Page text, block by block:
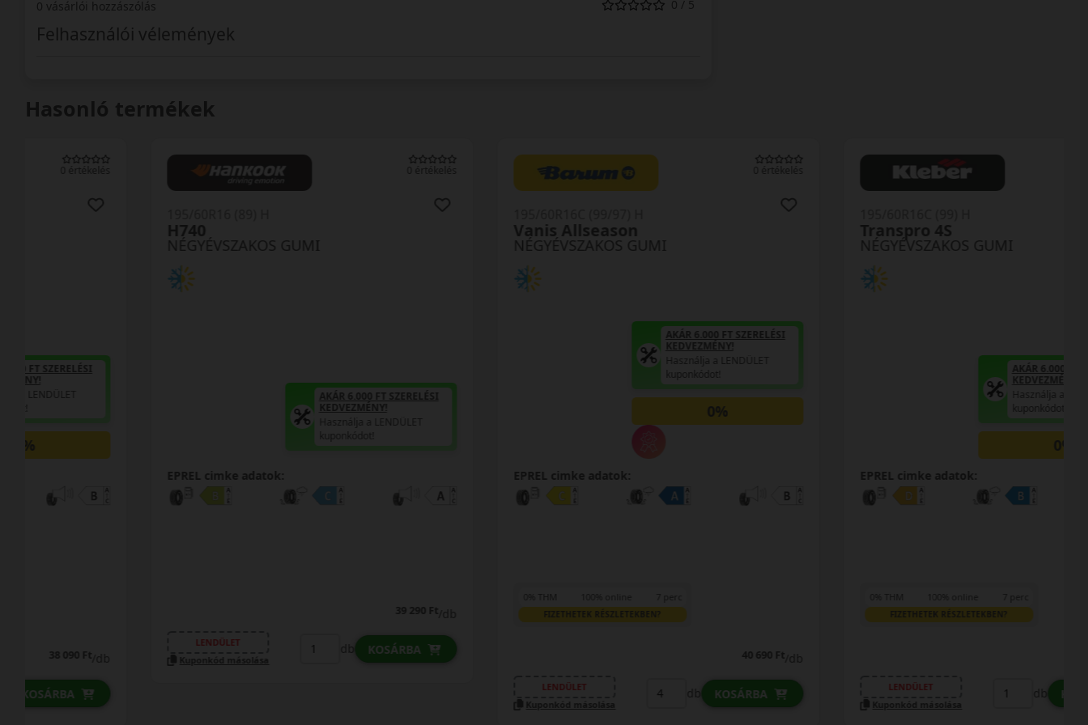
0 vásárlói hozzászólás 0 / 5
Felhasználói vélemények
Hasonló termékek
NÉGYÉVSZAKOS GUMI
195/60R16 (89) H
Használja a LENDÜLET
Kuponkód másolása
db
0 értékelés
NÉGYÉVSZAKOS GUMI
Vanis Allseason
195/60R16C (99/97) H
Használja a LENDÜLET
7 perc
FIZETHETEK RÉSZLETEKBEN?
db
NÉGYÉVSZAKOS GUMI
195/60R16C (99) H
Használja a LENDÜLET
7 perc
LENDÜLET
Kuponkód másolása
db